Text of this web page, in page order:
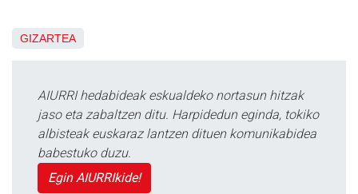
GIZARTEA
AIURRI hedabideak eskualdeko nortasun hitzak
jaso eta zabaltzen ditu. Harpidedun eginda, tokiko
albisteak euskaraz lantzen dituen komunikabidea
babestuko duzu.
Egin AIURRIkide!